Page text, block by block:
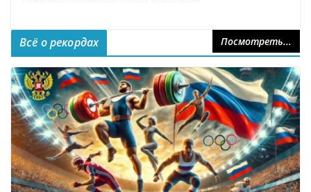
Всё о рекордах Посмотреть...